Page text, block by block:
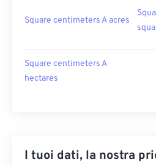
Square centimeters A acres
Square centimeters A
hectares
I tuoi dati, la nostra